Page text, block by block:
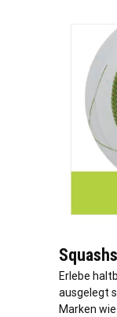
Erlebe
ausgelegt
Marken